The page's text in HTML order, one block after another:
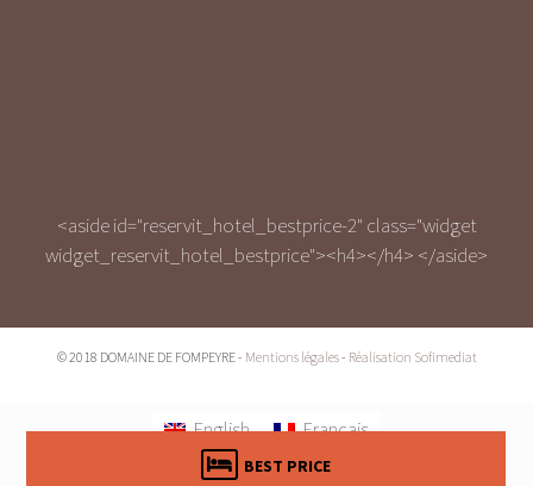
<aside id="reservit_hotel_bestprice-2" class="widget
widget_reservit_hotel_bestprice"><h4></h4>
BEST PRICE
</aside>
© 2018 DOMAINE DE FOMPEYRE - Mentions légales- Réalisation Sofimediat
English Français